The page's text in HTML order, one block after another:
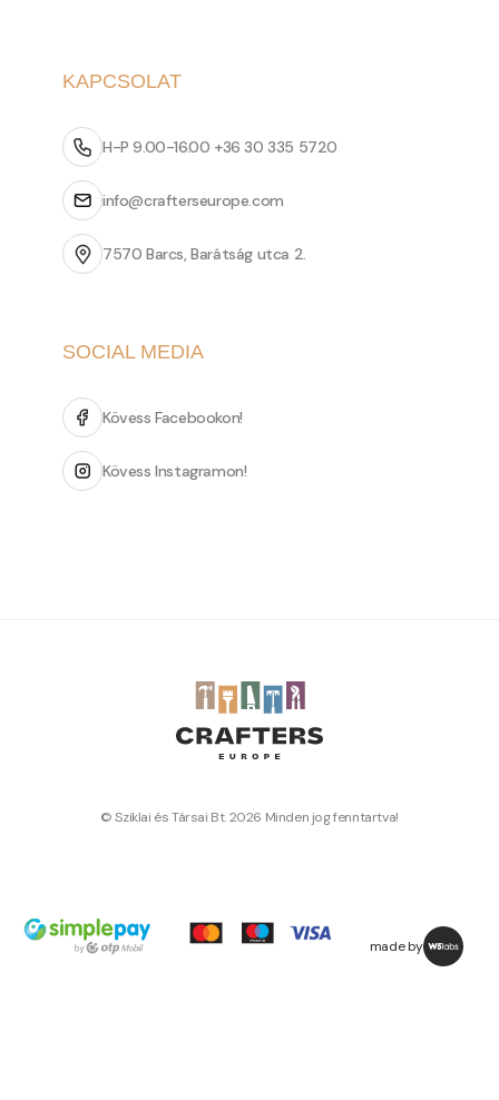
KAPCSOLAT
H-P 9.00-16.00 +36 30 335 5720
info@crafterseurope.com
7570 Barcs, Barátság utca 2.
SOCIAL MEDIA
Kövess Facebookon!
Kövess Instagramon!
© Sziklai és Társai Bt. 2026 Minden jog fenntartva!
made by